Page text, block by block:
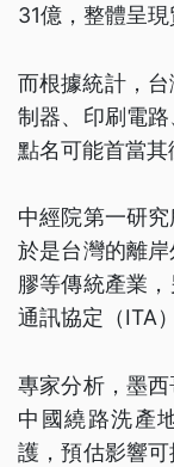
31億，整體呈現
而根據統計，
制器、印刷電
點名可能首當其
中經院第一研
於是台灣的離
膠等傳統產業
通訊協定（ITA
專家分析，墨
中國繞路洗產
護，預估影響